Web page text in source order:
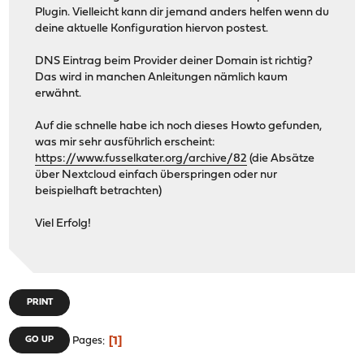
Plugin. Vielleicht kann dir jemand anders helfen wenn du
deine aktuelle Konfiguration hiervon postest.
DNS Eintrag beim Provider deiner Domain ist richtig?
Das wird in manchen Anleitungen nämlich kaum
erwähnt.
Auf die schnelle habe ich noch dieses Howto gefunden,
was mir sehr ausführlich erscheint:
https://www.fusselkater.org/archive/82 (die Absätze
über Nextcloud einfach überspringen oder nur
beispielhaft betrachten)
Viel Erfolg!
PRINT
GO UP Pages 1